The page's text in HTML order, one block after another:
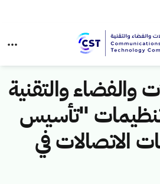
والفضاء والتقنية
"تأسيس
الاتصالات في